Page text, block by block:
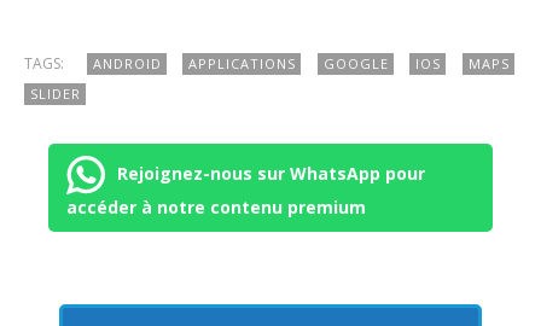
TAGS: ANDROID APPLICATIONS GOOGLE IOS
MAPS
SLIDER
Rejoignez-nous sur WhatsApp pour
accéder à notre contenu premium